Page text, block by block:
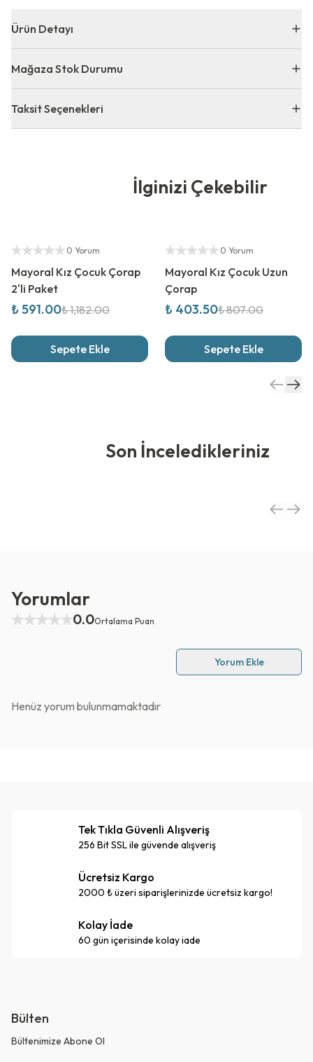
Ürün Detayı
Mağaza Stok Durumu
Taksit Seçenekleri
İlginizi Çekebilir
Yetkili Satıcı
0 Yorum
Mayoral Kız Çocuk Çorap
2'li Paket
₺ 591.00₺ 1,182.00
Sepete Ekle
Yetkili Satıcı
0 Yorum
Mayoral Kız Çocuk Uzun
Çorap
₺ 403.50₺ 807.00
Sepete Ekle
Son İnceledikleriniz
Yorumlar
0.0Ortalama Puan
Yorum Ekle
Henüz yorum bulunmamaktadır
Tek Tıkla Güvenli Alışveriş
256 Bit SSL ile güvende alışveriş
Ücretsiz Kargo
2000 ₺ üzeri siparişlerinizde ücretsiz kargo!
Kolay İade
60 gün içerisinde kolay iade
Bülten
Bültenimize Abone Ol